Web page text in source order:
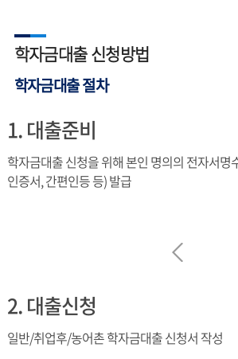
학자금대출 신청방법
학자금대출 절차
1. 대출준비
학자금대출 신청을 위해 본인 명의의 전자서명
인증서, 간편인등 등) 발급
2. 대출신청
일반/취업후/농어촌 학자금대출 신청서 작성